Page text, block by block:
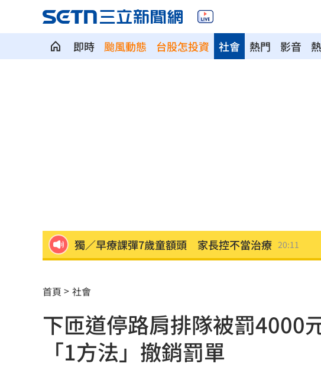
即時 颱風動態 台股怎投資 熱門 影音
社會
獨／早療課彈7歲童額頭 家長控不當治療 20:11
AKIRA開唱藏彩蛋！兒子首度驚喜獻「聲」 20:06
台灣囡仔來了 馬蒔權開唱嗨喊：我是誰？
驚傳駭客猛攻華爾街 多家受害者已吐贖金 20:02
公推孫散步遭撞亡 女慟:沒有爸爸的父親節
首頁 社會
下匝道停路肩排隊被罰4000
「1方法」撤銷罰單